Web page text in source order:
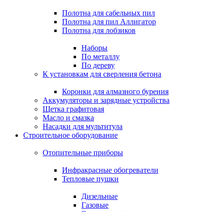
Полотна для сабельных пил
Полотна для пил Аллигатор
Полотна для лобзиков
Наборы
По металлу
По дереву
К установкам для сверления бетона
Коронки для алмазного бурения
Аккумуляторы и зарядные устройства
Щетка графитовая
Масло и смазка
Насадки для мультитула
Строительное оборудование
Отопительные приборы
Инфракрасные обогреватели
Тепловые пушки
Дизельные
Газовые